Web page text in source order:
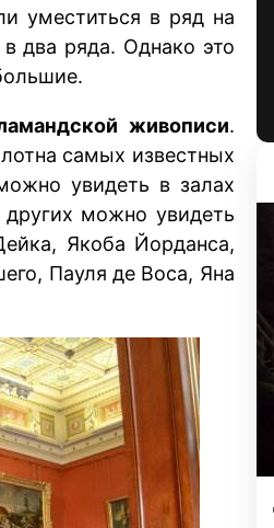
уместиться в ряд на
два ряда. Однако это
живописи.
самых известных
увидеть в залах
можно увидеть
Якоба Йорданса,
Пауля де Воса, Яна